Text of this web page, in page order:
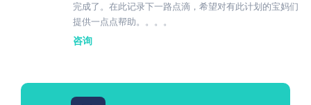
完成了。在此记录下一路点滴，希望对有此计划的宝妈们
提供一点点帮助。。。。
咨询